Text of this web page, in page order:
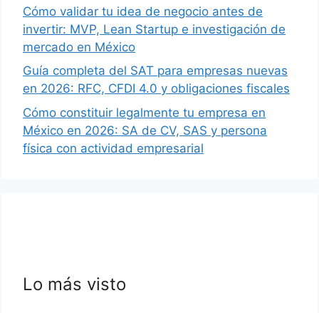
Cómo validar tu idea de negocio antes de
invertir: MVP, Lean Startup e investigación de
mercado en México
Guía completa del SAT para empresas nuevas
en 2026: RFC, CFDI 4.0 y obligaciones fiscales
Cómo constituir legalmente tu empresa en
México en 2026: SA de CV, SAS y persona
física con actividad empresarial
Lo más visto